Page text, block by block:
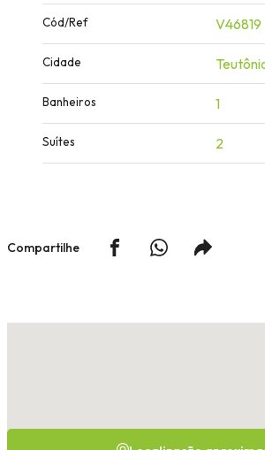
Cód/Ref V46819
Cidade
Banheiros 1
Suítes 2
Compartilhe